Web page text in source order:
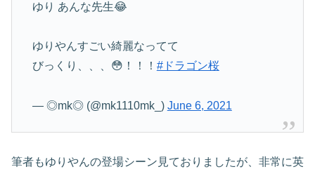
ゆり あんな先生😂
ゆりやんすごい綺麗なってて
びっくり、、、😳！！！ #ドラゴン桜
— ◎mk◎ (@mk1110mk_) June 6, 2021
筆者もゆりやんの登場シーン見ておりましたが、非常に英